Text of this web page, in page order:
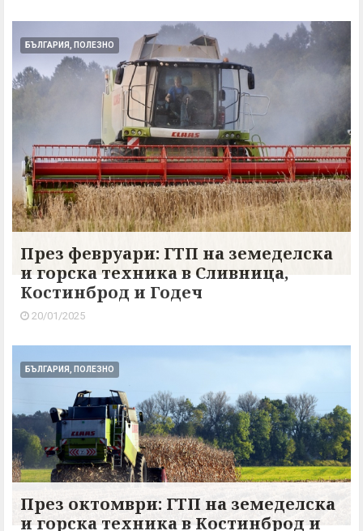
БЪЛГАРИЯ, ПОЛЕЗНО
През февруари: ГТП на земеделска
и горска техника в Сливница,
Костинброд и Годеч
20/01/2025
БЪЛГАРИЯ, ПОЛЕЗНО
През октомври: ГТП на земеделска
и горска техника в Костинброд и